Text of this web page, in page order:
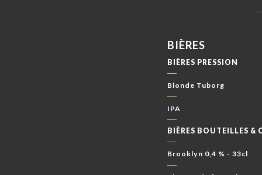
BIÈRES
BIÈRES PRESSION
Blonde Tuborg
IPA
BIÈRES BOUTEILLES &
Brooklyn 0,4 % - 33cl